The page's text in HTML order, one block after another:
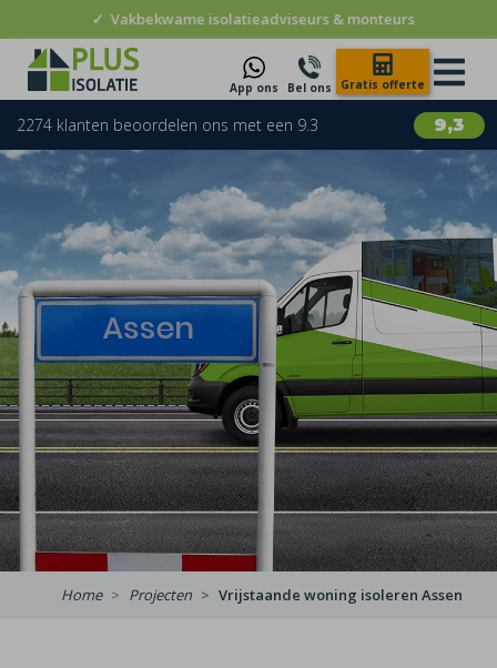
✓ Vakbekwame isolatieadviseurs & monteurs
App ons Bel ons Gratis offerte
9,3
2274 klanten beoordelen ons met een 9.3
Home Projecten Vrijstaande woning isoleren Assen